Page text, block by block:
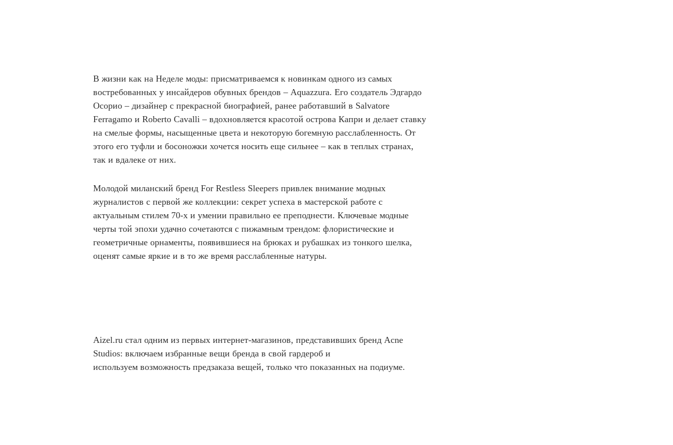
В жизни как на Неделе моды: присматриваемся к новинкам одного из самых
востребованных у инсайдеров обувных брендов – Aquazzura. Его создатель Эдгардо
Оcорио – дизайнер с прекрасной биографией, ранее работавший в Salvatore
Ferragamo и Roberto Cavalli – вдохновляется красотой острова Капри и делает ставку
на смелые формы, насыщенные цвета и некоторую богемную расслабленность. От
этого его туфли и босоножки хочется носить еще сильнее – как в теплых странах,
так и вдалеке от них.
Молодой миланский бренд For Restless Sleepers привлек внимание модных
журналистов с первой же коллекции: секрет успеха в мастерской работе с
актуальным стилем 70-х и умении правильно ее преподнести. Ключевые модные
черты той эпохи удачно сочетаются с пижамным трендом: флористические и
геометричные орнаменты, появившиеся на брюках и рубашках из тонкого шелка,
оценят самые яркие и в то же время расслабленные натуры.
Aizel.ru стал одним из первых интернет-магазинов, представивших бренд Acne
Studios: включаем избранные вещи бренда в свой гардероб и
используем возможность предзаказа вещей, только что показанных на подиуме.